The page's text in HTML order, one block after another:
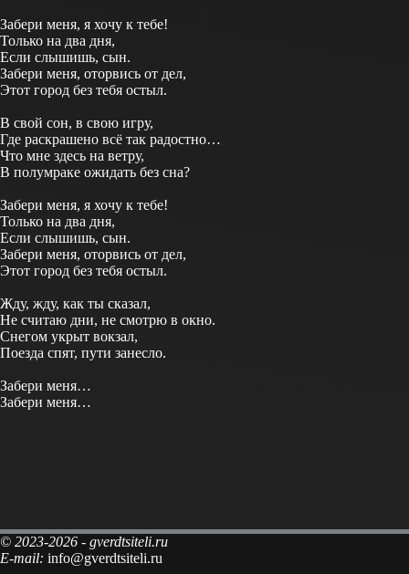
Забери меня, я хочу к тебе!
Только на два дня,
Если слышишь, сын.
Забери меня, оторвись от дел,
Этот город без тебя остыл.
В свой сон, в свою игру,
Где раскрашено всё так радостно…
Что мне здесь на ветру,
В полумраке ожидать без сна?
Забери меня, я хочу к тебе!
Только на два дня,
Если слышишь, сын.
Забери меня, оторвись от дел,
Этот город без тебя остыл.
Жду, жду, как ты сказал,
Не считаю дни, не смотрю в окно.
Снегом укрыт вокзал,
Поезда спят, пути занесло.
Забери меня…
Забери меня…
© 2023-2026 - gverdtsiteli.ru
E-mail: info@gverdtsiteli.ru